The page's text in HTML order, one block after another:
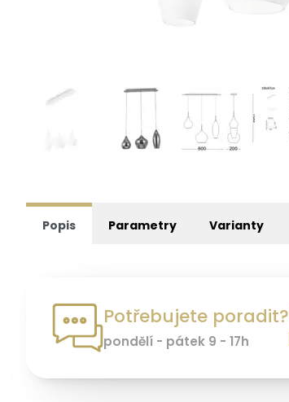
Popis Parametry Varianty
Potřebujete poradit?
pondělí - pátek 9 - 17h